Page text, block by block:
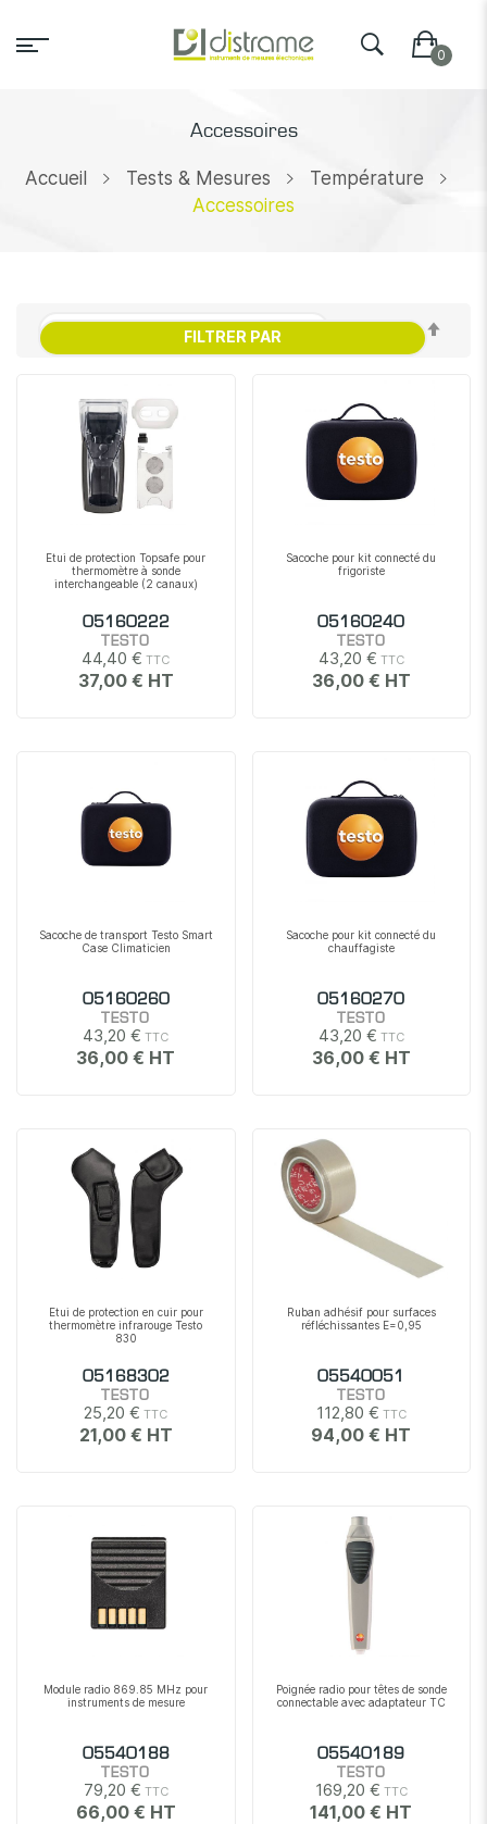
Accessoires
Accueil Tests & Mesures
Température
Accessoires
Etui de protection Topsafe pour
thermomètre à sonde
interchangeable (2 canaux)
05160222
TESTO
44,40 €
37,00 €
Sacoche pour kit connecté du
frigoriste
05160240
TESTO
43,20 €
36,00 €
Sacoche de transport Testo Smart
Case Climaticien
05160260
TESTO
43,20 €
36,00 €
Sacoche pour kit connecté du
chauffagiste
05160270
TESTO
43,20 €
36,00 €
Etui de protection en cuir pour
thermomètre infrarouge Testo
830
05168302
TESTO
25,20 €
21,00 €
Ruban adhésif pour surfaces
réfléchissantes E=0,95
05540051
TESTO
112,80 €
94,00 €
Module radio 869.85 MHz pour
instruments de mesure
05540188
TESTO
79,20 €
66,00 €
Poignée radio pour têtes de sonde
connectable avec adaptateur TC
05540189
TESTO
169,20 €
141,00 €
FILTRER PAR